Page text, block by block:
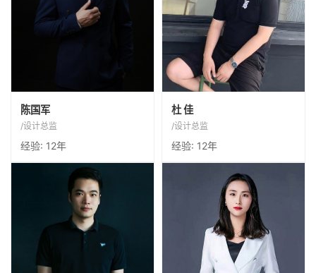
让设计融入生活。
陈国军
/设计总监
经验: 12年
设计不仅仅是生活，也是一种
杜 佳
/设计总监
经验: 12年